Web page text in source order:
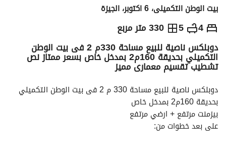
بيت الوطن التكميلى، 6 اكتوبر، الجيزة
4
5 330 متر مربع ج.م 4,500,000
التفاصيل الاتجاهات والمؤشرات رهن عقاري
دوبلكس ناصية للبيع مساحة 330م 2 فى بيت الوطن
التكميلي بحديقة 160م2 بمدخل خاص بسعر ممتاز نص
تشطيب تقسيم معمارى مميز
بحديقة 160م2 بمدخل خاص
بيزمنت مرتفع + ارضي مرتفع
على بعد خطوات من: